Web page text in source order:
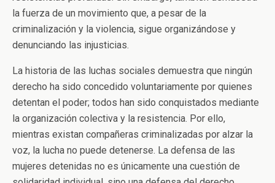
la fuerza de un movimiento que, a pesar de la
criminalización y la violencia, sigue organizándose y
denunciando las injusticias.
La historia de las luchas sociales demuestra que ningún
derecho ha sido concedido voluntariamente por quienes
detentan el poder; todos han sido conquistados mediante
la organización colectiva y la resistencia. Por ello,
mientras existan compañeras criminalizadas por alzar la
voz, la lucha no puede detenerse. La defensa de las
mujeres detenidas no es únicamente una cuestión de